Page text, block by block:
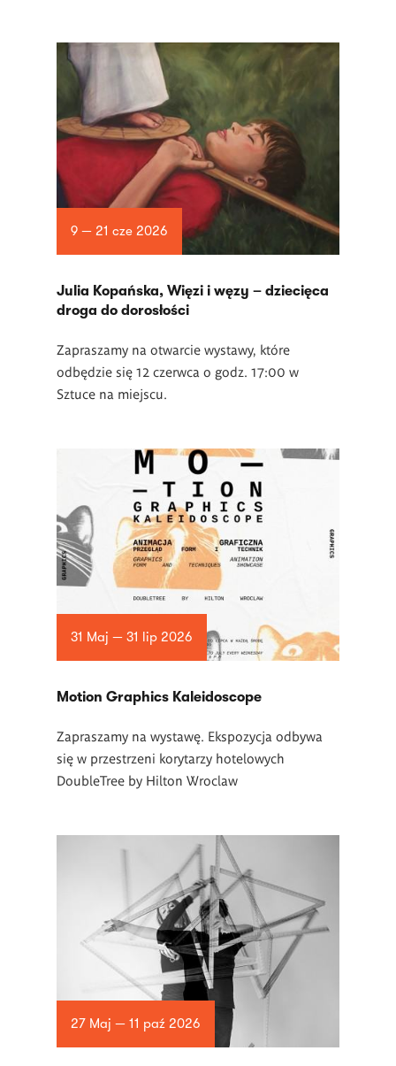
9 — 21 cze 2026
Julia Kopańska, Więzi i węzy – dziecięca
droga do dorosłości
Zapraszamy na otwarcie wystawy, które
odbędzie się 12 czerwca o godz. 17:00 w
Sztuce na miejscu.
31 Maj — 31 lip 2026
Motion Graphics Kaleidoscope
Zapraszamy na wystawę. Ekspozycja odbywa
się w przestrzeni korytarzy hotelowych
DoubleTree by Hilton Wroclaw
27 Maj — 11 paź 2026